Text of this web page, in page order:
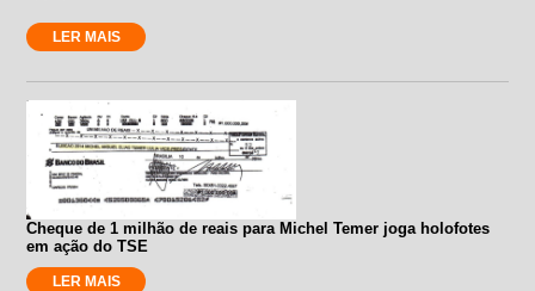
LER MAIS
Cheque de 1 milhão de reais para Michel Temer joga holofotes
em ação do TSE
LER MAIS